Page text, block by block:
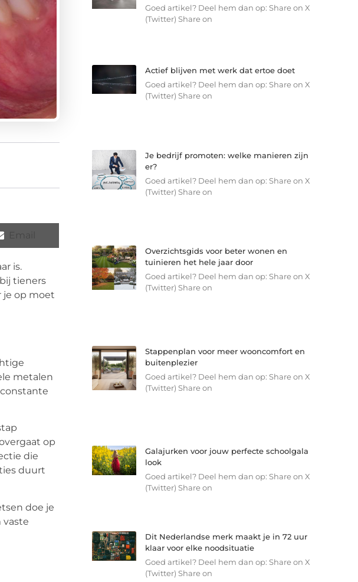
Email
is.
tieners
je op moet
metalen
op
die
duurt
doe je
vaste
Goed artikel? Deel hem dan op: Share on X
(Twitter) Share on
Actief blijven met werk dat ertoe doet
Goed artikel? Deel hem dan op: Share on X
(Twitter) Share on
Je bedrijf promoten: welke manieren zijn
er?
Goed artikel? Deel hem dan op: Share on X
(Twitter) Share on
Overzichtsgids voor beter wonen en
tuinieren het hele jaar door
Goed artikel? Deel hem dan op: Share on X
(Twitter) Share on
Stappenplan voor meer wooncomfort en
buitenplezier
Goed artikel? Deel hem dan op: Share on X
(Twitter) Share on
Galajurken voor jouw perfecte schoolgala
look
Goed artikel? Deel hem dan op: Share on X
(Twitter) Share on
Dit Nederlandse merk maakt je in 72 uur
klaar voor elke noodsituatie
Goed artikel? Deel hem dan op: Share on X
(Twitter) Share on